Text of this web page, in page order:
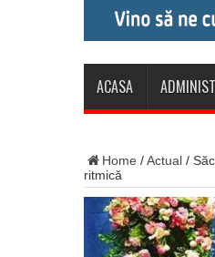
ACASA
Home /Actual /
ritmică